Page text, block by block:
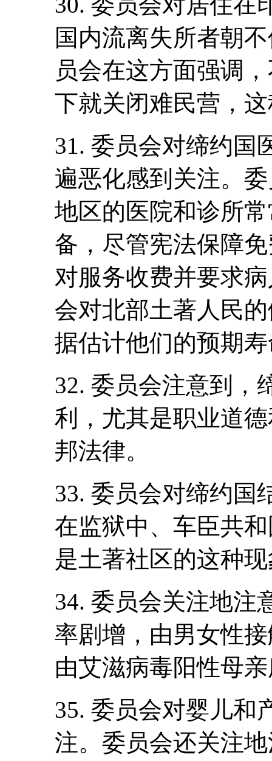
国内流离失所者朝
员会在这方面强调
下就关闭难民营，
31. 委员会对缔约国
遍恶化感到关注。
地区的医院和诊所
备，尽管宪法保障
对服务收费并要求
会对北部土著人民
据估计他们的预期
32. 委员会注意到，
利，尤其是职业道
邦法律。
33. 委员会对缔约国
在监狱中、车臣共
是土著社区的这种
34. 委员会关注地注
率剧增，由男女性
由艾滋病毒阳性母
35. 委员会对婴儿和
注。委员会还关注